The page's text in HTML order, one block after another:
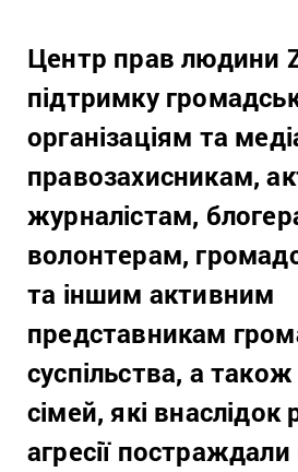
Центр прав людини
підтримку
організаціям та
правозахисникам,
журналістам,
волонтерам,
та іншим активним
представникам
суспільства, а також
сімей, які внаслідок
агресії постраждали